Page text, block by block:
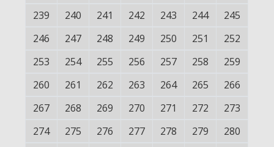
239
240 241 242 243 244
245
246
247 248 249 250 251
252
253
254 255 256 257 258
259
260
261 262 263 264 265
266
267
268 269 270 271 272
273
274
275 276 277 278 279
280